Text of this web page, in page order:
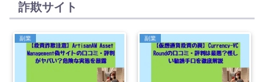
詐欺サイト
副業 副業